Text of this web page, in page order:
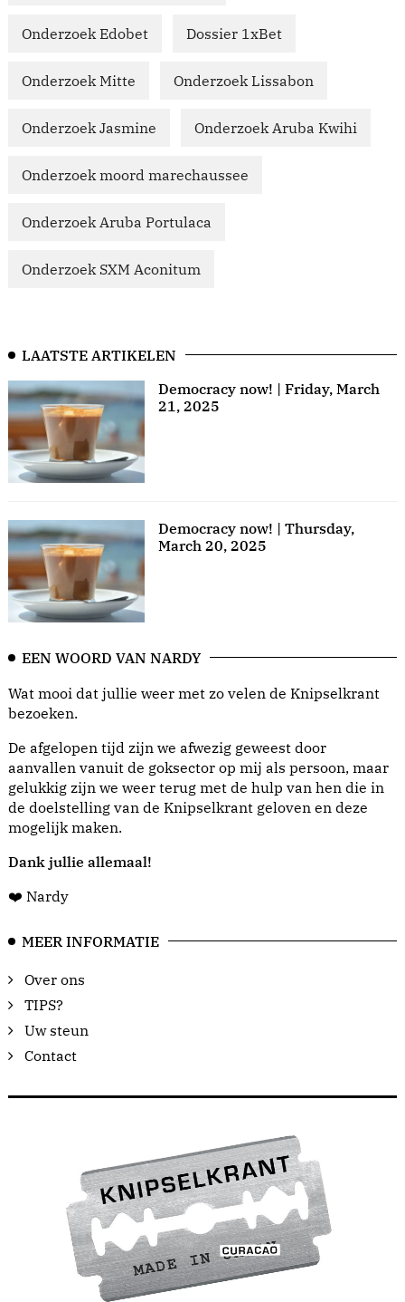
Onderzoek Edobet Dossier 1xBet
Onderzoek Mitte Onderzoek Lissabon
Onderzoek Jasmine Onderzoek Aruba Kwihi
Onderzoek moord marechaussee
Onderzoek Aruba Portulaca
Onderzoek SXM Aconitum
LAATSTE ARTIKELEN
Democracy now! | Friday, March
21, 2025
Democracy now! | Thursday,
March 20, 2025
EEN WOORD VAN NARDY
Wat mooi dat jullie weer met zo velen de Knipselkrant
bezoeken.
De afgelopen tijd zijn we afwezig geweest door
aanvallen vanuit de goksector op mij als persoon, maar
gelukkig zijn we weer terug met de hulp van hen die in
de doelstelling van de Knipselkrant geloven en deze
mogelijk maken.
Dank jullie allemaal!
❤️ Nardy
MEER INFORMATIE
Over ons
TIPS?
Uw steun
Contact